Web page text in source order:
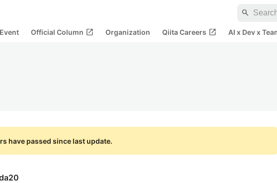
search
Official Column open_in_new Organization Qiita Careers open_in_new AI x Dev x
have passed since last update.